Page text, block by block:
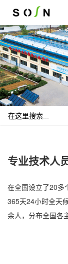
专业技术人
在全国设立了20多
365天24小时全天
余人，分布全国各